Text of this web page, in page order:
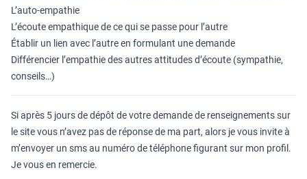
L’auto-empathie
L’écoute empathique de ce qui se passe pour l’autre
Établir un lien avec l’autre en formulant une demande
Différencier l’empathie des autres attitudes d’écoute (sympathie,
conseils…)
Si après 5 jours de dépôt de votre demande de renseignements sur
le site vous n’avez pas de réponse de ma part, alors je vous invite à
m’envoyer un sms au numéro de téléphone figurant sur mon profil.
Je vous en remercie.